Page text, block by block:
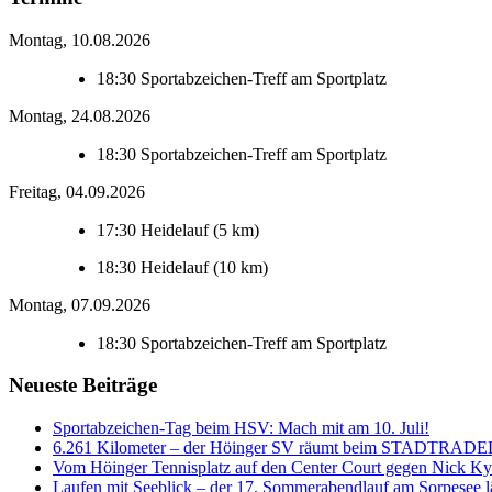
Montag, 10.08.2026
18:30 Sportabzeichen-Treff am Sportplatz
Montag, 24.08.2026
18:30 Sportabzeichen-Treff am Sportplatz
Freitag, 04.09.2026
17:30 Heidelauf (5 km)
18:30 Heidelauf (10 km)
Montag, 07.09.2026
18:30 Sportabzeichen-Treff am Sportplatz
Neueste Beiträge
Sportabzeichen-Tag beim HSV: Mach mit am 10. Juli!
6.261 Kilometer – der Höinger SV räumt beim
Vom Höinger Tennisplatz auf den Center Court gegen Nick
Laufen mit Seeblick – der 17. Sommerabendlauf am Sorpesee